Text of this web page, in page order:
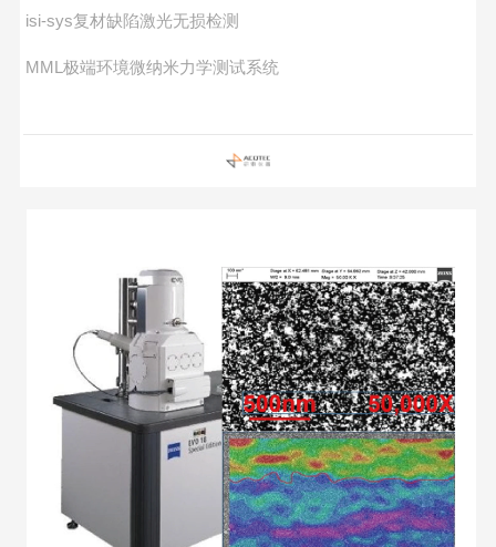
isi-sys复材缺陷激光无损检测
MML极端环境微纳米力学测试系统